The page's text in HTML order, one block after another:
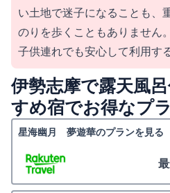
い土地で迷子になることも、
のりを歩くこともありません
子供連れでも安心して利用す
伊勢志摩で露天風
すめ宿でお得なプ
星海幽月 夢遊華のプランを見る